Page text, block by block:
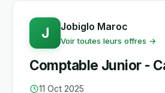
J Jobiglo Maroc
Voir toutes leurs offres →
Comptable Junior -
11 Oct 2025